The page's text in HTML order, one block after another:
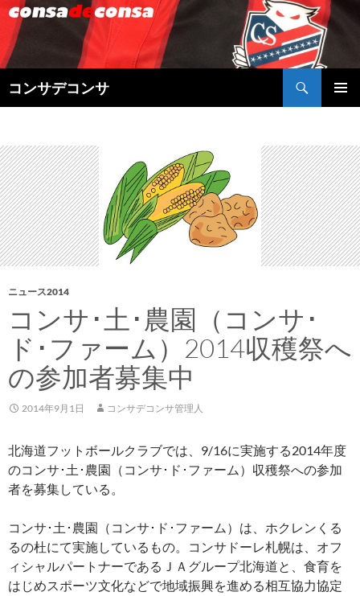
コンサデコンサ
索
ン
ツ
へ
ス
キ
ッ
プ
ニュース2014
コンサ･土･農園（コンサ･
ド･ファーム）2014収穫祭へ
の参加者募集中
2014年9月1日 コンサデコンサ管理人
北海道フットボールクラブでは、9/16に実施する2014年度
のコンサ･土･農園（コンサ･ド･ファーム）収穫祭への参加
者を募集している。
コンサ･土･農園（コンサ･ド･ファーム）は、ホクレンくる
るの杜にて実施しているもの。コンサドーレ札幌は、オフ
ィシャルパートナーであるＪＡグループ北海道と、食育を
はじめスポーツ文化などで地域振興を進める相互協力協定